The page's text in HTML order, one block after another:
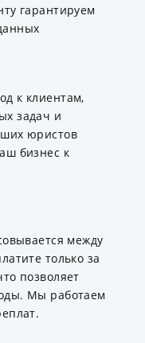
гарантируем
к клиентам,
задач и
юристов
бизнес к
между
только за
позволяет
Мы работаем